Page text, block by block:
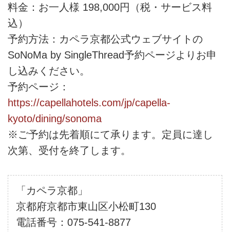
料金：お一人様 198,000円（税・サービス料
込）
予約方法：カペラ京都公式ウェブサイトの
SoNoMa by SingleThread予約ページよりお申
し込みください。
予約ページ：
https://capellahotels.com/jp/capella-
kyoto/dining/sonoma
※ご予約は先着順にて承ります。定員に達し
次第、受付を終了します。
「カペラ京都」
京都府京都市東山区小松町130
電話番号：075-541-8877